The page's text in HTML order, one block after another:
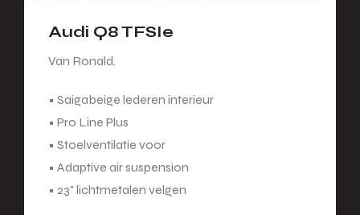
Audi Q8 TFSIe
Van Ronald.
• Saigabeige lederen interieur
• Pro Line Plus
• Stoelventilatie voor
• Adaptive air suspension
• 23" lichtmetalen velgen